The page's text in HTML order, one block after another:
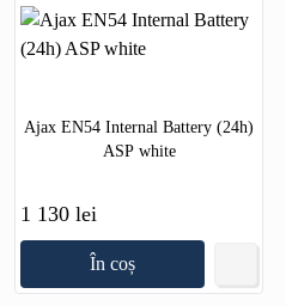
Ajax EN54 Internal Battery (24h)
ASP white
1 130 lei
În coș